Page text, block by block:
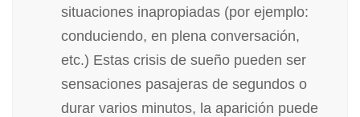
situaciones inapropiadas (por ejemplo:
conduciendo, en plena conversación,
etc.) Estas crisis de sueño pueden ser
sensaciones pasajeras de segundos o
durar varios minutos, la aparición puede